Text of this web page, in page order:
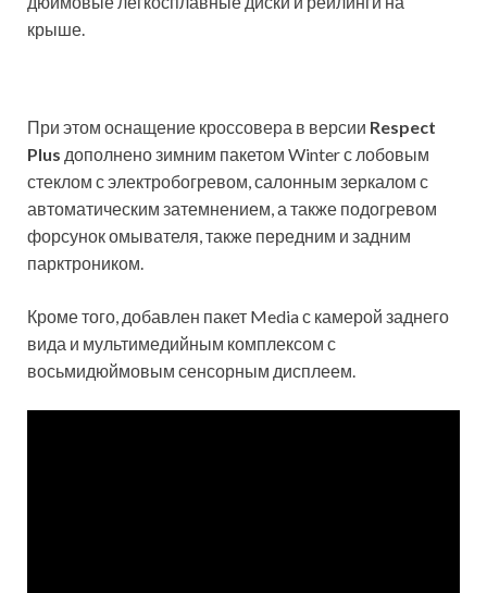
крыше.
При этом оснащение кроссовера в версии Respect
Plus дополнено зимним пакетом Winter с лобовым
стеклом с электробогревом, салонным зеркалом с
автоматическим затемнением, а также подогревом
форсунок омывателя, также передним и задним
парктроником.
Кроме того, добавлен пакет Media с камерой заднего
вида и мультимедийным комплексом с
восьмидюймовым сенсорным дисплеем.